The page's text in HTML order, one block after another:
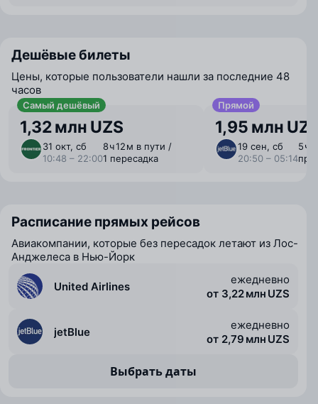
Дешёвые билеты
Цены, которые пользователи нашли за последние 48
часов
Самый дешёвый
1,32 млн UZS
31 окт, сб
10:48 – 22:00
8 ⁠ч 12 ⁠м в пути /
1 пересадка
Прямой
1,95 млн
19 сен, сб
20:50 – 05:14
5 ⁠ч
Расписание прямых рейсов
Авиакомпании, которые без пересадок летают из Лос-
Анджелеса в Нью-Йорк
United Airlines
ежедневно
от 3,22 млн UZS
jetBlue
ежедневно
от 2,79 млн UZS
Выбрать даты